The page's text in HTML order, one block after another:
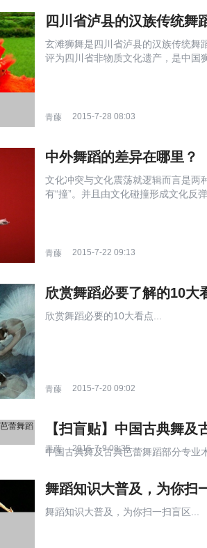
四川省泸县的汉族传统
玄滩狮舞是四川省泸县的汉族传统舞
评为四川省非物质文化遗产，是中国
青藤 2015-7-28 08:03
中外舞蹈的差异在哪里？
文化冲突与文化震荡就逻辑而言是两
有“撞”。并且由文化碰撞形成文化反
青藤 2015-7-22 09:13
欣赏舞蹈必要了解的10大
欣赏舞蹈必要的10大看点...
青藤 2015-7-20 09:02
【扫盲贴】中国古典舞
中国古典舞及古典芭蕾舞蹈部分专业
青藤 2015-7-9 08:35
舞蹈知识大普及，为你扫
舞蹈知识大普及，为你扫一扫盲区...